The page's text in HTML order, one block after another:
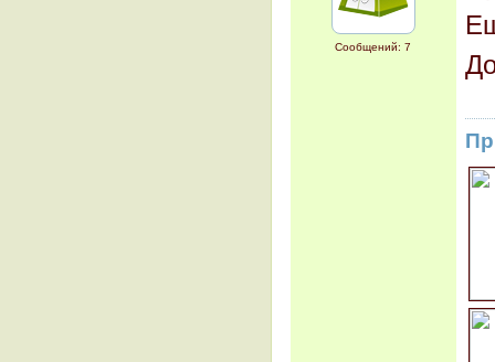
Сообщений: 7